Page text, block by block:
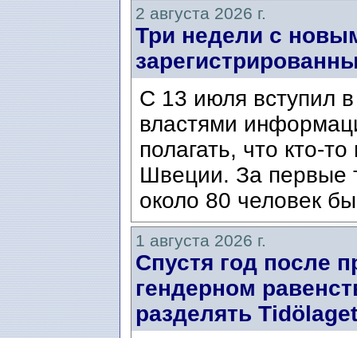
2 августа 2026 г.
Три недели с
С 13 июля вступил
властями
полагать, что кто-
Швеции. За первые
около 80 человек
1 августа 2026 г.
Спустя год после
гендерном
разделять